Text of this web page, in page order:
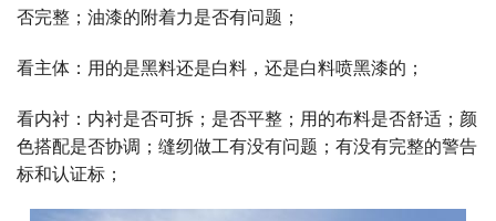
否完整；油漆的附着力是否有问题；
看主体：用的是黑料还是白料，还是白料喷黑漆的；
看内衬：内衬是否可拆；是否平整；用的布料是否舒适；颜
色搭配是否协调；缝纫做工有没有问题；有没有完整的警告
标和认证标；